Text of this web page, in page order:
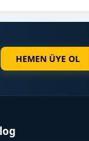
HEMEN ÜYE OL